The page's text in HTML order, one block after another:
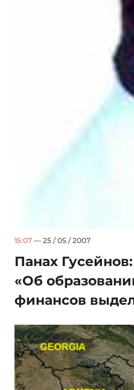
15:07 — 25 / 05 / 2007
Панах
«Об
финансов